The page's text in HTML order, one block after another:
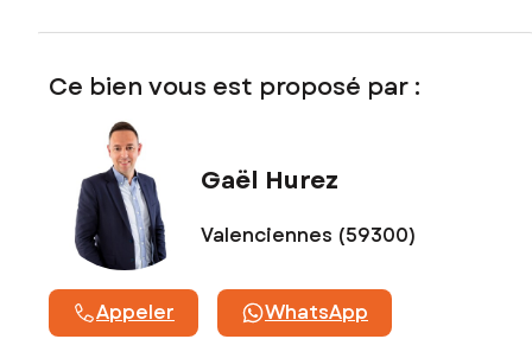
Ce bien vous est proposé par :
Gaël Hurez
Valenciennes (59300)
Appeler WhatsApp